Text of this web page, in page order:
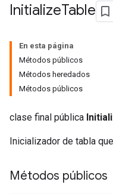
InitializeTable
En esta página
Métodos públicos
Métodos heredados
Métodos públicos
clase final pública
Inicializador de tabla
Métodos públicos